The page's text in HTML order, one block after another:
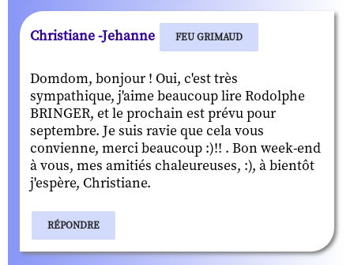
Christiane -Jehanne FEU GRIMAUD
Domdom, bonjour ! Oui, c'est très
sympathique, j'aime beaucoup lire Rodolphe
BRINGER, et le prochain est prévu pour
septembre. Je suis ravie que cela vous
convienne, merci beaucoup :)!! . Bon week-end
à vous, mes amitiés chaleureuses, :), à bientôt
j'espère, Christiane.
RÉPONDRE